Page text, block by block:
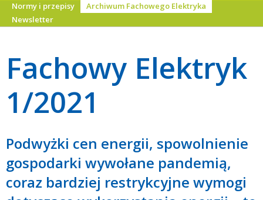
Normy i przepisy
Archiwum Fachowego Elektryka
Newsletter
Fachowy Elektryk
1/2021
Podwyżki cen energii, spowolnienie
gospodarki wywołane pandemią,
coraz bardziej restrykcyjne wymogi